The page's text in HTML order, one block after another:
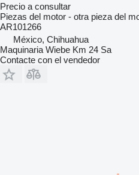
Precio a consultar
Piezas del motor - otra pieza del
AR101266
México, Chihuahua
Maquinaria Wiebe Km 24 Sa
Contacte con el vendedor